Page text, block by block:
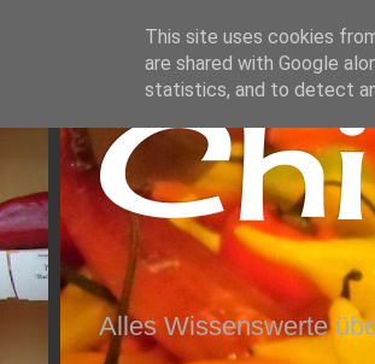
Alles Wissenswerte
This site uses cookies
are shared with Google
statistics, and to detect